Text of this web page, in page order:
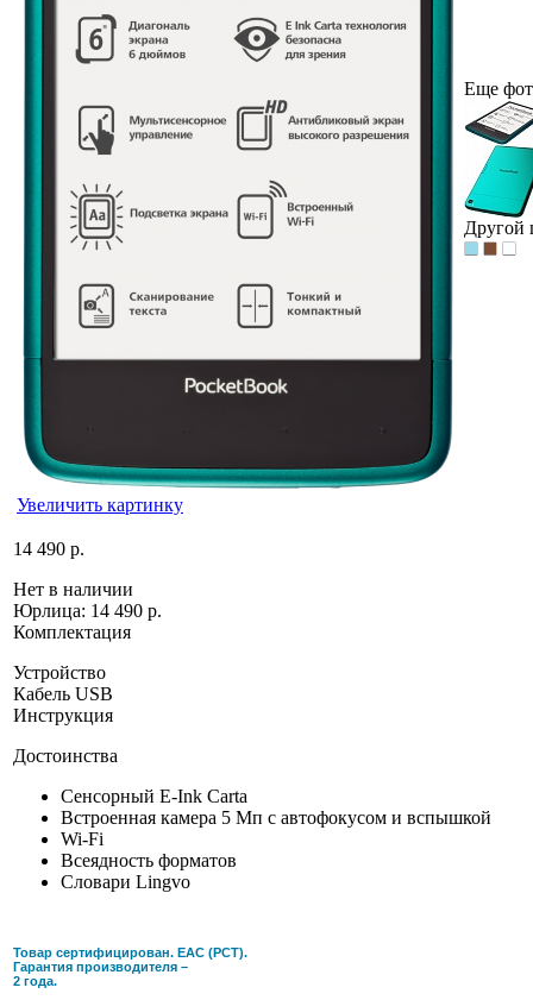
Увеличить картинку
Еще
Другой
14 490 р.
Нет в наличии
Юрлица: 14 490 р.
Комплектация
Устройство
Кабель USB
Инструкция
Достоинства
Сенсорный E-Ink Carta
Встроенная камера 5 Мп с автофокусом и вспышкой
Wi-Fi
Всеядность форматов
Словари Lingvo
Товар сертифицирован. ЕАС (РСТ).
Гарантия производителя –
2 года.